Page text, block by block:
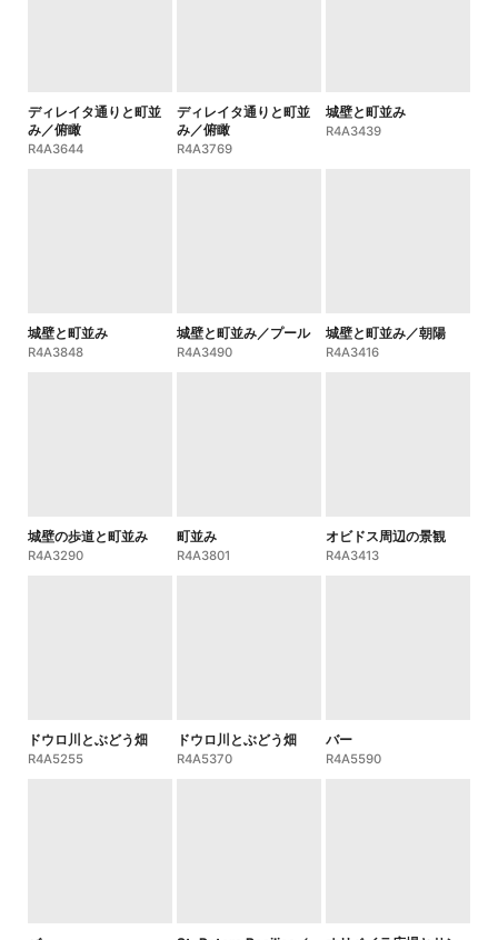
ディレイタ通りと町並
み／俯瞰
R4A3644
ディレイタ通りと町並
み／俯瞰
R4A3769
城壁と町並み
R4A3439
城壁と町並み
R4A3848
城壁と町並み／プール
R4A3490
城壁と町並み／朝陽
R4A3416
城壁の歩道と町並み
R4A3290
町並み
R4A3801
オビドス周辺の景観
R4A3413
ドウロ川とぶどう畑
R4A5255
ドウロ川とぶどう畑
R4A5370
バー
R4A5590